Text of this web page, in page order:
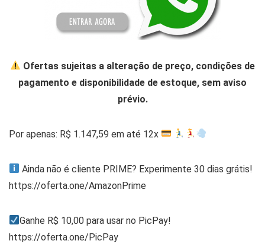
Ofertas sujeitas a alteração de preço, condições de
pagamento e disponibilidade de estoque, sem aviso
prévio.
Por apenas: R$ 1.147,59 em até 12x
Ainda não é cliente PRIME? Experimente 30 dias grátis!
https://oferta.one/AmazonPrime
Ganhe R$ 10,00 para usar no PicPay!
https://oferta.one/PicPay